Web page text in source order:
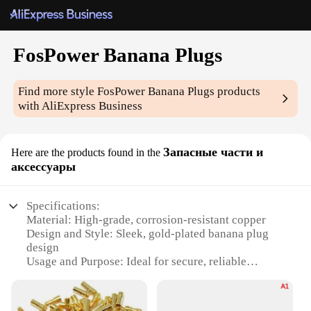
FosPower Banana Plugs
Find more styleFosPower Banana Plugs products
with AliExpress Business
Here are the products found in the Запасные части и
аксессуары
Specifications:
Material: High-grade, corrosion-resistant copper
Design and Style: Sleek, gold-plated banana plug
design
Usage and Purpose: Ideal for secure, reliable
Typical Adaptive Scenario: Suitable for a wide
range of audio applications, from home theaters to